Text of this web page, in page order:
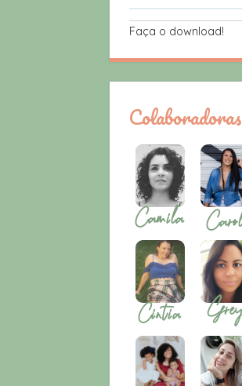
Faça o download!
Colaboradoras